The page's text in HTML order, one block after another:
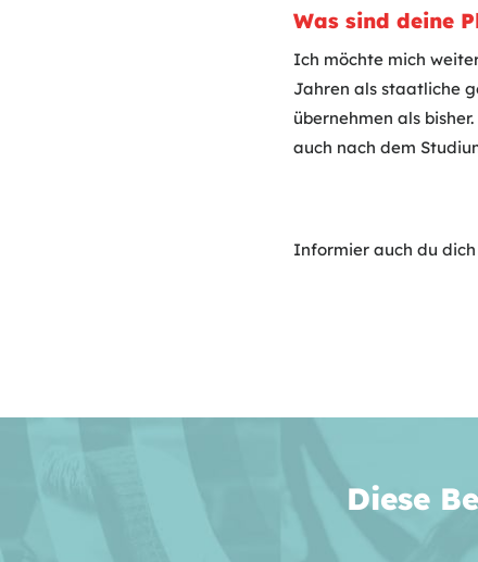
Was sind deine
Ich möchte mich
Jahren als staatliche
übernehmen als
auch nach dem
Informier auch du
Diese